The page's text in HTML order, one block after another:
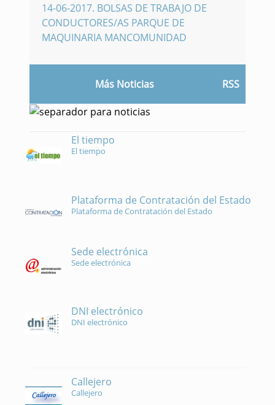
14-06-2017. BOLSAS DE TRABAJO DE
CONDUCTORES/AS PARQUE DE
MAQUINARIA MANCOMUNIDAD
Más Noticias RSS
El tiempo
El tiempo
Plataforma de Contratación del Estado
Plataforma de Contratación del Estado
Sede electrónica
Sede electrónica
DNI electrónico
DNI electrónico
Callejero
Callejero